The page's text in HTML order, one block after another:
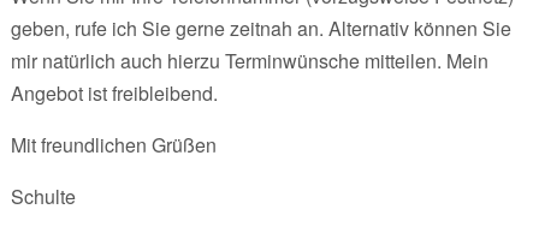
geben, rufe ich Sie gerne zeitnah an. Alternativ können Sie
mir natürlich auch hierzu Terminwünsche mitteilen. Mein
Angebot ist freibleibend.
Mit freundlichen Grüßen
Schulte